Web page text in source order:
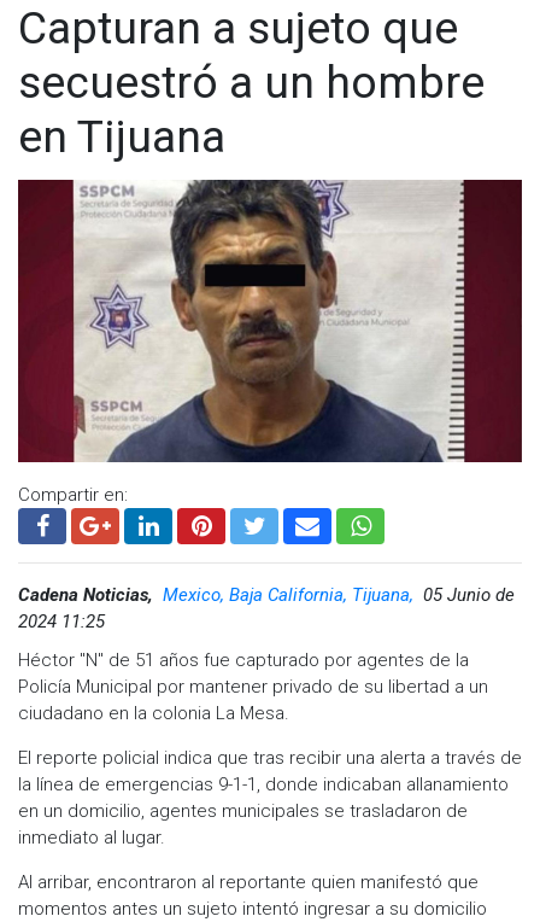
Capturan a sujeto que
secuestró a un hombre
en Tijuana
Compartir en:
Cadena Noticias, Mexico, Baja California, Tijuana, 05 Junio de
2024 11:25
Héctor "N" de 51 años fue capturado por agentes de la
Policía Municipal por mantener privado de su libertad a un
ciudadano en la colonia La Mesa.
El reporte policial indica que tras recibir una alerta a través de
la línea de emergencias 9-1-1, donde indicaban allanamiento
en un domicilio, agentes municipales se trasladaron de
inmediato al lugar.
Al arribar, encontraron al reportante quien manifestó que
momentos antes un sujeto intentó ingresar a su domicilio